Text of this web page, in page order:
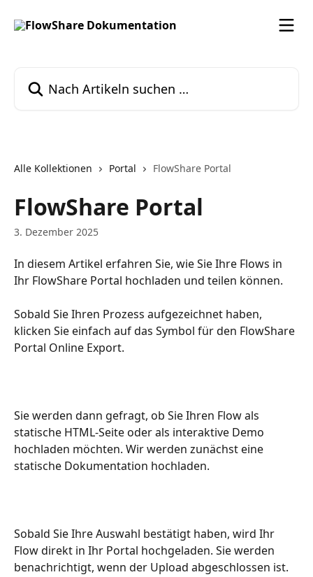
Alle Kollektionen Portal FlowShare Portal
FlowShare Portal
3. Dezember 2025
In diesem Artikel erfahren Sie, wie Sie Ihre Flows in
Ihr FlowShare Portal hochladen und teilen können.
Sobald Sie Ihren Prozess aufgezeichnet haben,
klicken Sie einfach auf das Symbol für den FlowShare
Portal Online Export.
Sie werden dann gefragt, ob Sie Ihren Flow als
statische HTML-Seite oder als interaktive Demo
hochladen möchten. Wir werden zunächst eine
statische Dokumentation hochladen.
Sobald Sie Ihre Auswahl bestätigt haben, wird Ihr
Flow direkt in Ihr Portal hochgeladen. Sie werden
benachrichtigt, wenn der Upload abgeschlossen ist.